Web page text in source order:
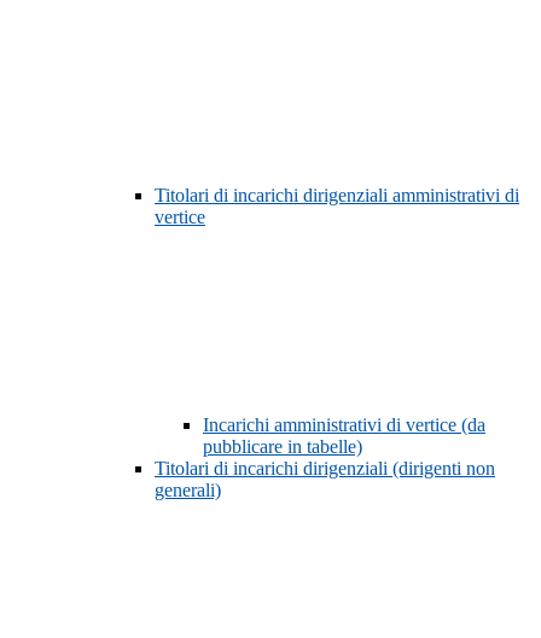
Titolari di incarichi dirigenziali amministrativi di
vertice
Incarichi amministrativi di vertice (da
pubblicare in tabelle)
Titolari di incarichi dirigenziali (dirigenti non
generali)